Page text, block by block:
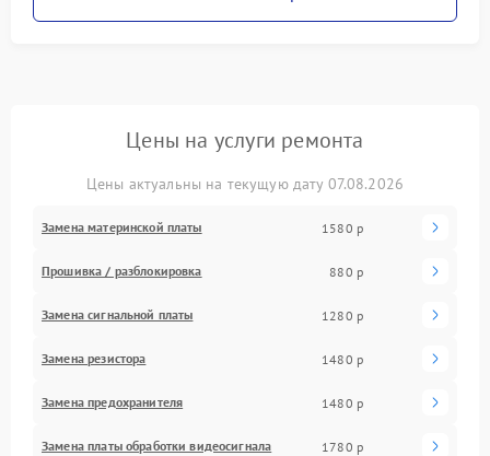
Цены на услуги ремонта
Цены актуальны на текущую дату 07.08.2026
Замена материнской платы 1580 р
Прошивка / разблокировка 880 р
Замена сигнальной платы 1280 р
Замена резистора 1480 р
Замена предохранителя 1480 р
Замена платы обработки видеосигнала 1780 р